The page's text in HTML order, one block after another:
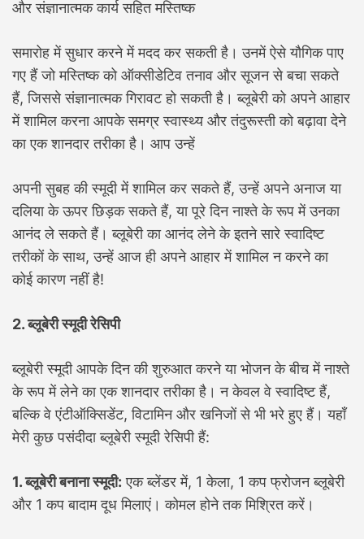
और संज्ञानात्मक कार्य सहित मस्तिष्क
समारोह में सुधार करने में मदद कर सकती है। उनमें ऐसे यौगिक पाए
गए हैं जो मस्तिष्क को ऑक्सीडेटिव तनाव और सूजन से बचा सकते
हैं, जिससे संज्ञानात्मक गिरावट हो सकती है। ब्लूबेरी को अपने आहार
में शामिल करना आपके समग्र स्वास्थ्य और तंदुरूस्ती को बढ़ावा देने
का एक शानदार तरीका है। आप उन्हें
अपनी सुबह की स्मूदी में शामिल कर सकते हैं, उन्हें अपने अनाज या
दलिया के ऊपर छिड़क सकते हैं, या पूरे दिन नाश्ते के रूप में उनका
आनंद ले सकते हैं। ब्लूबेरी का आनंद लेने के इतने सारे स्वादिष्ट
तरीकों के साथ, उन्हें आज ही अपने आहार में शामिल न करने का
कोई कारण नहीं है!
2. ब्लूबेरी स्मूदी रेसिपी
ब्लूबेरी स्मूदी आपके दिन की शुरुआत करने या भोजन के बीच में नाश्ते
के रूप में लेने का एक शानदार तरीका है। न केवल वे स्वादिष्ट हैं,
बल्कि वे एंटीऑक्सिडेंट, विटामिन और खनिजों से भी भरे हुए हैं। यहाँ
मेरी कुछ पसंदीदा ब्लूबेरी स्मूदी रेसिपी हैं:
1. ब्लूबेरी बनाना स्मूदी:एक ब्लेंडर में, 1 केला, 1 कप फ्रोजन ब्लूबेरी
और 1 कप बादाम दूध मिलाएं। कोमल होने तक मिश्रित करें।